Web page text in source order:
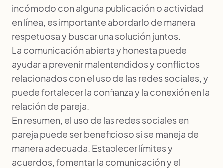
incómodo con alguna publicación o actividad
en línea, es importante abordarlo de manera
respetuosa y buscar una solución juntos.
La comunicación abierta y honesta puede
ayudar a prevenir malentendidos y conflictos
relacionados con el uso de las redes sociales, y
puede fortalecer la confianza y la conexión en la
relación de pareja.
En resumen, el uso de las redes sociales en
pareja puede ser beneficioso si se maneja de
manera adecuada. Establecer límites y
acuerdos, fomentar la comunicación y el